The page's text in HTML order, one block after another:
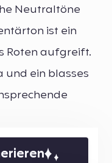
Neutraltöne
ist ein
Roten aufgreift.
und ein blasses